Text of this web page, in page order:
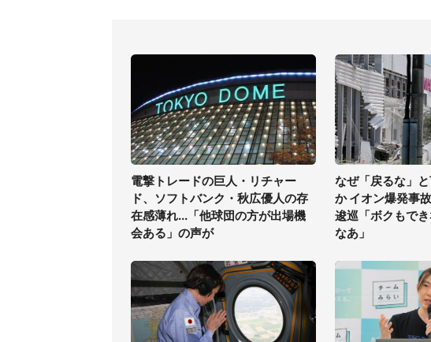
電撃トレードの巨人・リチャー
ド、ソフトバンク・秋広優人の存
在感薄れ...「他球団の方が出場機
会ある」の声が
なぜ「戻るな」
か イオン爆発事
逡巡「ボクもで
なあ」